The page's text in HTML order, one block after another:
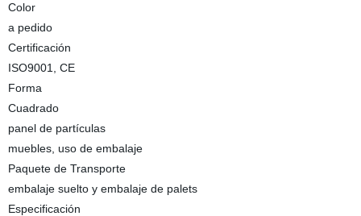
Color
a pedido
Certificación
ISO9001, CE
Forma
Cuadrado
panel de partículas
muebles, uso de embalaje
Paquete de Transporte
embalaje suelto y embalaje de palets
Especificación